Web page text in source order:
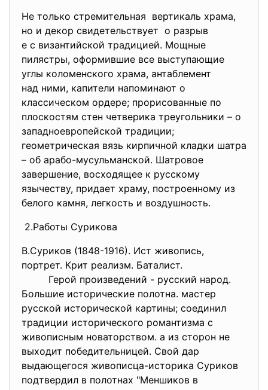
Не только стремительная вертикаль храма,
но и декор свидетельствует о разрыв
е с византийской традицией. Мощные
пилястры, оформившие все выступающие
углы коломенского храма, антаблемент
над ними, капители напоминают о
классическом opдере; прорисованные по
плоскостям стен четверика треугольники – о
западноевропейской традиции;
геометрическая вязь кирпичной кладки шатра
– об арабо-мусульманской. Шатровое
завершение, восходящее к русскому
язычеству, придает храму, построенному из
белого камня, легкость и воздушность.
2.Работы Сурикова
В.Суриков (1848-1916). Ист живопись,
портрет. Крит реализм. Баталист.
Герой произведений - русский народ.
Большие исторические полотна. мастер
русской исторической картины; соединил
традиции исторического романтизма с
живописным новаторством. а из сторон не
выходит победительницей. Свой дар
выдающегося живописца-историка Суриков
подтвердил в полотнах "Меншиков в